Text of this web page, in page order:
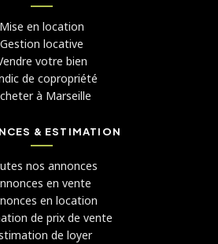
Mise en location
Gestion locative
votre bien
de copropriété
à Marseille
& ESTIMATION
nos annonces
en vente
en location
de prix de vente
de loyer